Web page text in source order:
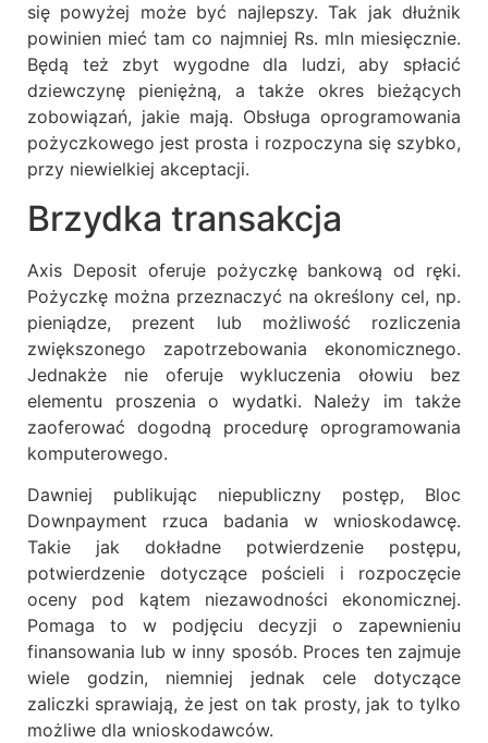
się powyżej może być najlepszy. Tak jak dłużnik
powinien mieć tam co najmniej Rs. mln miesięcznie.
Będą też zbyt wygodne dla ludzi, aby spłacić
dziewczynę pieniężną, a także okres bieżących
zobowiązań, jakie mają. Obsługa oprogramowania
pożyczkowego jest prosta i rozpoczyna się szybko,
przy niewielkiej akceptacji.
Brzydka transakcja
Axis Deposit oferuje pożyczkę bankową od ręki.
Pożyczkę można przeznaczyć na określony cel, np.
pieniądze, prezent lub możliwość rozliczenia
zwiększonego zapotrzebowania ekonomicznego.
Jednakże nie oferuje wykluczenia ołowiu bez
elementu proszenia o wydatki. Należy im także
zaoferować dogodną procedurę oprogramowania
komputerowego.
Dawniej publikując niepubliczny postęp, Bloc
Downpayment rzuca badania w wnioskodawcę.
Takie jak dokładne potwierdzenie postępu,
potwierdzenie dotyczące pościeli i rozpoczęcie
oceny pod kątem niezawodności ekonomicznej.
Pomaga to w podjęciu decyzji o zapewnieniu
finansowania lub w inny sposób. Proces ten zajmuje
wiele godzin, niemniej jednak cele dotyczące
zaliczki sprawiają, że jest on tak prosty, jak to tylko
możliwe dla wnioskodawców.